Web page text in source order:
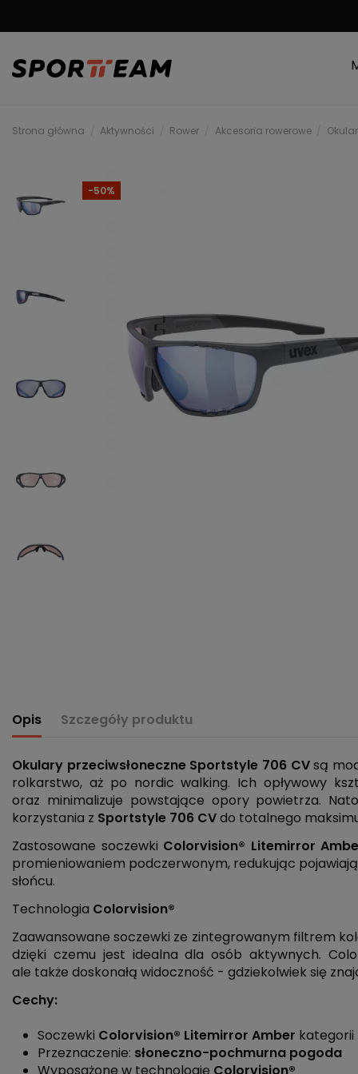
Strona główna Aktywności Rower Akcesoria rowerowe
-50%
Opis Szczegóły produktu
Okulary przeciwsłoneczne Sportstyle 706 CVsą
rolkarstwo, aż po nordic walking. Ich opływowy
oraz minimalizuje powstające opory powietrza.
korzystania z Sportstyle 706 CVdo totalnego
Zastosowane soczewki Colorvision® Litemirror
promieniowaniem podczerwonym, redukując
słońcu.
Technologia Colorvision®
Zaawansowane soczewki ze zintegrowanym filtrem
dzięki czemu jest idealna dla osób aktywnych.
ale także doskonałą widoczność - gdziekolwiek się
Cechy:
Soczewki Colorvision® Litemirror Amber kategorii
Przeznaczenie: słoneczno-pochmurna pogoda